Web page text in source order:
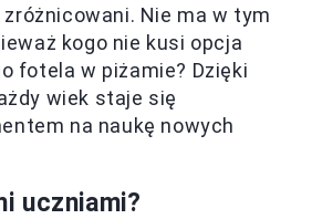
Nie ma w tym
kogo nie kusi opcja
fotela w piżamie? Dzięki
wiek staje się
na naukę nowych
uczniami?